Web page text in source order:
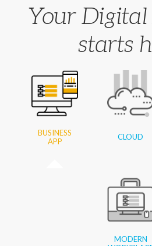
Your
starts
BUSINESS
APP
CLOUD
MODERN